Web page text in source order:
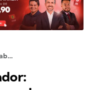
Conheça Isabela Follador: aprovada para os cargos de Investigador e Escrivão no Concurso PC ES!